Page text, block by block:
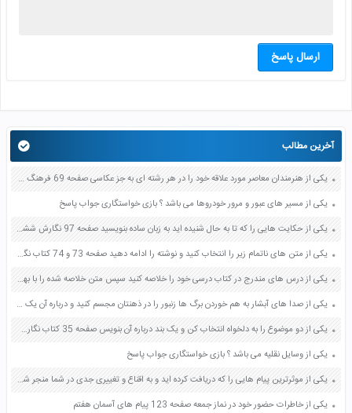
ارسال پاسخ
آخرین مطالب
یکی از هنرمندان معاصر مورد علاقه خود را در هر رشته ای به جز عکاسی صفحه 69 فرهنگ و هنر نهم
یکی از مسیر های عبور و مرور خودروها می باشد ؟ بازی خواستگاری جواب پاسخ
یکی از حکایت هایی را که تا به حال شنیده اید به زبان ساده بنویسید صفحه 97 نگارش ششم دبستان
یکی از متن های ناتمام زیر را انتخاب کنید و نوشته را ادامه دهید صفحه 73 و 74 کتاب نگارش فارسی پنجم دبستان
یکی از درس های مندرج در کتاب درسی خود را خلاصه کنید سپس متن خلاصه شده را با بهره گیری از روش های دسته بندی نمودار جدول نقشه مفهومی نشان دهید صفحه 118 نگارش یازدهم
یکی از صدا های آبشار به هم خوردن برگ ها زنبور را در ذهنتان مجسم کنید و درباره آن یک بند بنویسید صفحه 11 نگارش پنجم
یکی از دو موضوع را به دلخواه انتخاب کن و یک بند درباره آن بنویس صفحه 35 کتاب نگارش فارسی سوم
یکی از وسایل نقلیه می باشد ؟ بازی خواستگاری جواب پاسخ
یکی از موثرترین پیام هایی را که دریافت کرده اید و به اقناع و تغییری جدی در شما منجر شده است برسی کنید و علت این تاثیر گذاری قابل توجه را بنویسید صفحه 52 تفکر و سواد رسانه ای دهم
یکی از خاطرات حضور خود در نماز جمعه صفحه 123 پیام های آسمان هفتم